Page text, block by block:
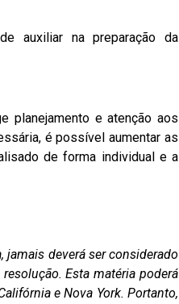
auxiliar na preparação da
planejamento e atenção aos
é possível aumentar as
de forma individual e a
jamais deverá ser considerado
Esta matéria poderá
e Nova York. Portanto,